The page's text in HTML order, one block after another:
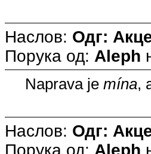
Наслов: Одг:
Порука од: Aleph
Naprava jemína,
Наслов: Одг:
Порука од: Aleph